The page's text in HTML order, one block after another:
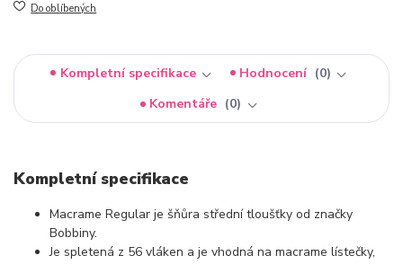
Do oblíbených
Kompletní specifikace Hodnocení
0
Komentáře
0
Kompletní specifikace
Macrame Regular je šňůra střední tloušťky od značky
Bobbiny.
Je spletená z 56 vláken a je vhodná na macrame lístečky,